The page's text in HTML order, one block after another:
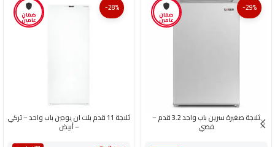
ضمان
عامين
-29%
ثلاجة صغيرة سرين باب واحد 3.2 قدم –
فضي
ضمان
عامين
-28%
ثلاجة 11 قدم بلت ان يوجين باب واحد – تركي
– أبيض